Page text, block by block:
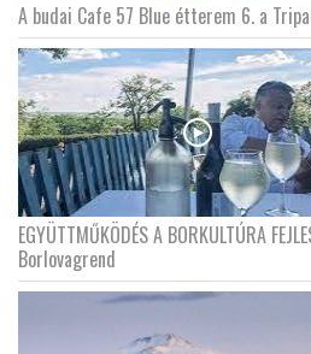
A budai Cafe 57 Blue étterem 6. a
EGYÜTTMŰKÖDÉS A BORKULTÚRA
Borlovagrend